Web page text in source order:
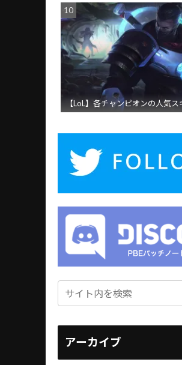
【LoL】各チャンピオンの人気
アーカイブ